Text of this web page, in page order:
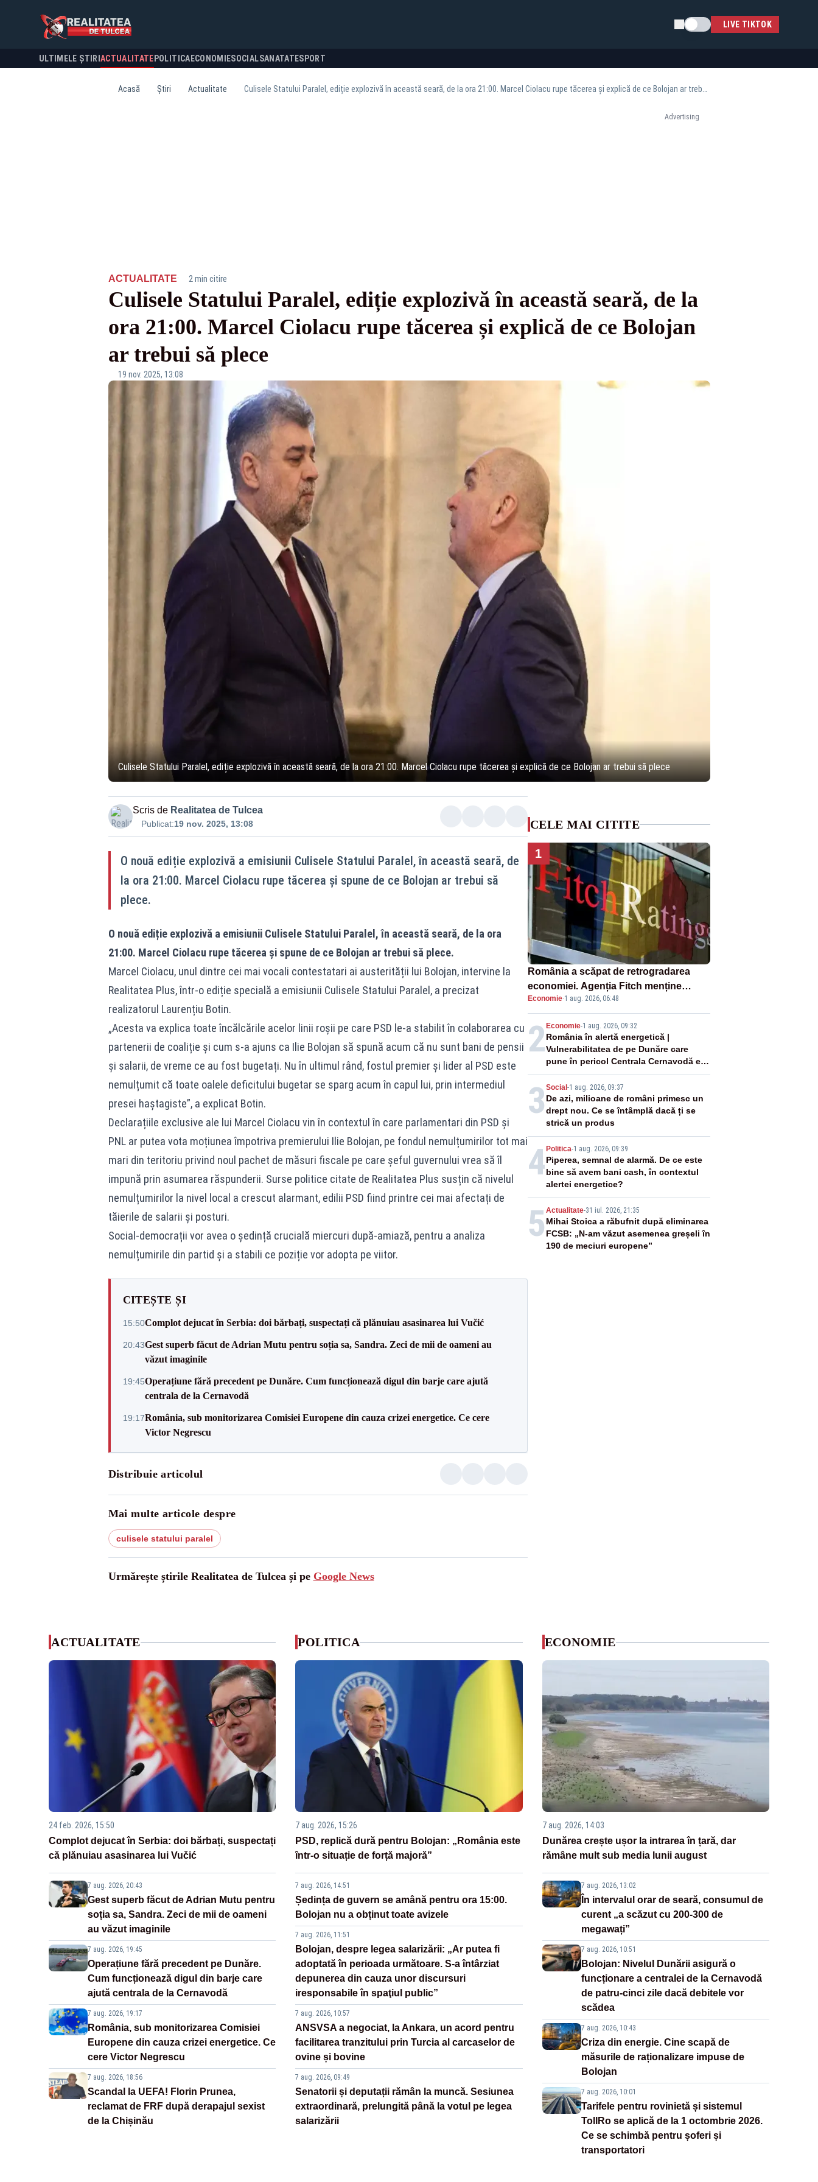
Schimba temaLIVE TIKTOK
ULTIMELE ȘTIRI ACTUALITATE POLITICA ECONOMIESOCIALSANATATESPORT
Acasă Știri Actualitate
Advertising
ACTUALITATE· 2 min citire
Culisele Statului Paralel, ediție explozivă în această seară, de la
ora 21:00. Marcel Ciolacu rupe tăcerea și explică de ce Bolojan
ar trebui să plece
19 nov. 2025, 13:08
Culisele Statului Paralel, ediție explozivă în această seară, de la ora 21:00. Marcel Ciolacu rupe tăcerea și explică de ce Bolojan ar trebui să plece
Scris de Realitatea de Tulcea
Publicat:19 nov. 2025, 13:08
O nouă ediție explozivă a emisiunii Culisele Statului Paralel, în această seară, de
la ora 21:00. Marcel Ciolacu rupe tăcerea și spune de ce Bolojan ar trebui să
plece.
O nouă ediție explozivă a emisiunii Culisele Statului Paralel, în această seară, de la ora
21:00. Marcel Ciolacu rupe tăcerea și spune de ce Bolojan ar trebui să plece.
Marcel Ciolacu, unul dintre cei mai vocali contestatari ai austerității lui Bolojan, intervine la
Realitatea Plus, într-o ediție specială a emisiunii Culisele Statului Paralel, a precizat
realizatorul Laurențiu Botin.
„Acesta va explica toate încălcările acelor linii roșii pe care PSD le-a stabilit în colaborarea cu
partenerii de coaliție și cum s-a ajuns ca Ilie Bolojan să spună acum că nu sunt bani de pensii
și salarii, de vreme ce au fost bugetați. Nu în ultimul rând, fostul premier și lider al PSD este
nemulțumit că toate oalele deficitului bugetar se sparg acum în capul lui, prin intermediul
presei haștagiste”, a explicat Botin.
Declarațiile exclusive ale lui Marcel Ciolacu vin în contextul în care parlamentari din PSD și
PNL ar putea vota moțiunea împotriva premierului Ilie Bolojan, pe fondul nemulțumirilor tot mai
mari din teritoriu privind noul pachet de măsuri fiscale pe care șeful guvernului vrea să îl
impună prin asumarea răspunderii. Surse politice citate de Realitatea Plus susțin că nivelul
nemulțumirilor la nivel local a crescut alarmant, edilii PSD fiind printre cei mai afectați de
tăierile de salarii și posturi.
Social-democrații vor avea o ședință crucială miercuri după-amiază, pentru a analiza
nemulțumirile din partid și a stabili ce poziție vor adopta pe viitor.
CITEȘTE ȘI
15:50Complot dejucat în Serbia: doi bărbați, suspectați că plănuiau asasinarea lui Vučić
20:43Gest superb făcut de Adrian Mutu pentru soția sa, Sandra. Zeci de mii de oameni au
văzut imaginile
19:45Operațiune fără precedent pe Dunăre. Cum funcționează digul din barje care ajută
centrala de la Cernavodă
19:17România, sub monitorizarea Comisiei Europene din cauza crizei energetice. Ce cere
Victor Negrescu
Distribuie articolul
Mai multe articole despre
culisele statului paralel
Urmărește știrile Realitatea de Tulcea și pe Google News
CELE MAI CITITE
1
România a scăpat de retrogradarea
economiei. Agenția Fitch menține
ratingul „BBB-” cu perspectivă
negativă
Economie·1 aug. 2026, 06:48
2 Economie-1 aug. 2026, 09:32
România în alertă energetică |
Vulnerabilitatea de pe Dunăre care
pune în pericol Centrala Cernavodă era
cunoscută de pe vremea lui Ceaușescu
3 Social -1 aug. 2026, 09:37
De azi, milioane de români primesc un
drept nou. Ce se întâmplă dacă ți se
strică un produs
4 Politica-1 aug. 2026, 09:39
Piperea, semnal de alarmă. De ce este
bine să avem bani cash, în contextul
alertei energetice?
5 Actualitate-31 iul. 2026, 21:35
Mihai Stoica a răbufnit după eliminarea
FCSB: „N-am văzut asemenea greșeli în
190 de meciuri europene”
ACTUALITATE
24 feb. 2026, 15:50
Complot dejucat în Serbia: doi bărbați, suspectați
că plănuiau asasinarea lui Vučić
7 aug. 2026, 20:43
Gest superb făcut de Adrian Mutu pentru
soția sa, Sandra. Zeci de mii de oameni
au văzut imaginile
7 aug. 2026, 19:45
Operațiune fără precedent pe Dunăre.
Cum funcționează digul din barje care
ajută centrala de la Cernavodă
7 aug. 2026, 19:17
România, sub monitorizarea Comisiei
Europene din cauza crizei energetice. Ce
cere Victor Negrescu
7 aug. 2026, 18:56
Scandal la UEFA! Florin Prunea,
reclamat de FRF după derapajul sexist
de la Chișinău
POLITICA
7 aug. 2026, 15:26
PSD, replică dură pentru Bolojan: „România este
într-o situație de forță majoră”
7 aug. 2026, 14:51
Ședința de guvern se amână pentru ora 15:00.
Bolojan nu a obținut toate avizele
7 aug. 2026, 11:51
Bolojan, despre legea salarizării: „Ar putea fi
adoptată în perioada următoare. S-a întârziat
depunerea din cauza unor discursuri
iresponsabile în spaţiul public”
7 aug. 2026, 10:57
ANSVSA a negociat, la Ankara, un acord pentru
facilitarea tranzitului prin Turcia al carcaselor de
ovine și bovine
7 aug. 2026, 09:49
Senatorii și deputații rămân la muncă. Sesiunea
extraordinară, prelungită până la votul pe legea
salarizării
ECONOMIE
7 aug. 2026, 14:03
Dunărea crește ușor la intrarea în țară, dar
rămâne mult sub media lunii august
7 aug. 2026, 13:02
În intervalul orar de seară, consumul de
curent „a scăzut cu 200-300 de
megawați”
7 aug. 2026, 10:51
Bolojan: Nivelul Dunării asigură o
funcționare a centralei de la Cernavodă
de patru-cinci zile dacă debitele vor
scădea
7 aug. 2026, 10:43
Criza din energie. Cine scapă de
măsurile de raționalizare impuse de
Bolojan
7 aug. 2026, 10:01
Tarifele pentru rovinietă și sistemul
TollRo se aplică de la 1 octombrie 2026.
Ce se schimbă pentru șoferi și
transportatori